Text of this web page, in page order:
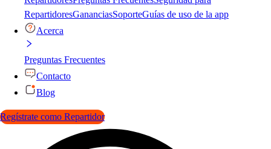
RepartidoresGananciasSoporteGuías de uso de la app
Acerca
Preguntas Frecuentes
Contacto
Blog
Regístrate como Repartidor